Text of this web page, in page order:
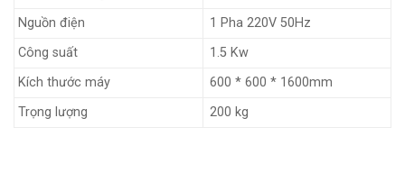
Nguồn điện
1 Pha 220V 50Hz
Công suất
1.5 Kw
Kích thước máy
600 * 600 * 1600mm
Trọng lượng
200 kg